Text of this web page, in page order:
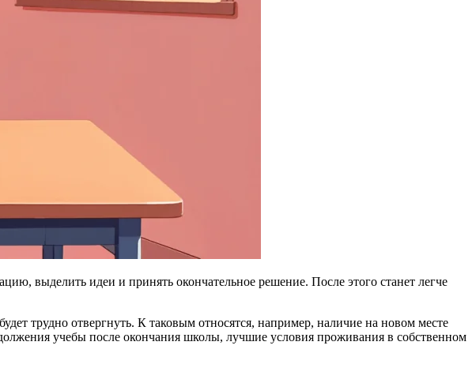
выделить идеи и принять окончательное решение. После этого станет легче
трудно отвергнуть. К таковым относятся, например, наличие на новом месте
учебы после окончания школы, лучшие условия проживания в собственном